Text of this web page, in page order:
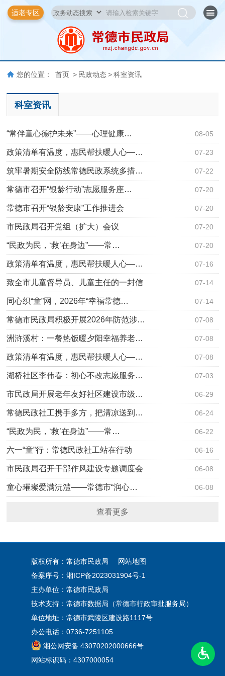
适老专区
您的位置： 首页 > 民政动态 > 科室资讯
科室资讯
08-05
“常伴童心德护未来”——心理健康…
07-23
政策清单有温度，惠民帮扶暖人心—…
07-22
筑牢暑期安全防线常德民政系统多措…
07-20
常德市召开“银龄行动”志愿服务座…
07-20
常德市召开“银龄安康”工作推进会
07-20
市民政局召开党组（扩大）会议
07-20
“民政为民，‘救’在身边”——常…
07-16
政策清单有温度，惠民帮扶暖人心—…
07-14
致全市儿童督导员、儿童主任的一封信
07-14
同心织“童”网，2026年“幸福常德…
07-08
常德市民政局积极开展2026年防范涉…
07-08
洲浒溪村：一餐热饭暖夕阳幸福养老…
07-08
政策清单有温度，惠民帮扶暖人心—…
07-03
湖桥社区李伟春：初心不改志愿服务…
06-29
市民政局开展老年友好社区建设市级…
06-24
常德民政社工携手多方，把清凉送到…
06-22
“民政为民，‘救’在身边”——常…
06-16
六一“童”行：常德民政社工站在行动
06-08
市民政局召开干部作风建设专题调度会
06-08
童心璀璨爱满沅澧——常德市“润心…
查看更多
版权所有：常德市民政局
网站地图
备案序号： 湘ICP备2023031904号-1
主办单位：常德市民政局
技术支持：常德市数据局（常德市行政审批服务局）
单位地址：常德市武陵区建设路1117号
办公电话：0736-7251105
湘公网安备 43070202000666号
网站标识码：4307000054